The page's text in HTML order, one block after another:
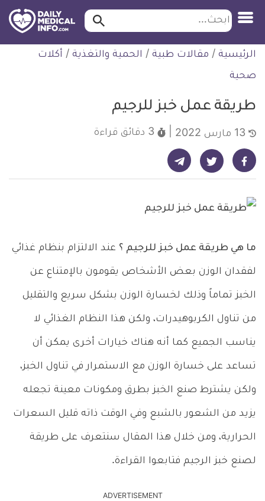
التخطي
للمحتوى
طبية
ابحث ابحث…
الرئيسية / مقالات طبية / الحمية والتغذية / أكلات
صحية
طريقة عمل خبز للرجيم
3 دقائق قراءة
شارك على فيسبوك - ديلي ميديكال انفو شارك على تويتر - ديلي ميديكال انفو شارك على تيليجرام - ديلي ميديكال انفو
ما هي طريقة عمل خبز للرجيم ؟ عند الالتزام بنظام غذائي
لفقدان الوزن بعض الأشخاص يقومون بالإمتناع عن
الخبز تماماً وذلك لخسارة الوزن بشكل سريع والتقليل
من تناول الكربوهيدرات، ولكن هذا النظام الغذائي لا
يناسب الجميع كما أنه هناك خيارات أخرى يمكن أن
تساعد على خسارة الوزن مع الاستمرار في تناول الخبز،
ولكن يشترط صنع الخبز بطرق ومكونات معينة تجعله
يزيد من الشعور بالشبع وفي الوقت ذاته قليل السعرات
الحرارية، ومن خلال هذا المقال سنتعرف على طريقة
لصنع خبز الرجيم فتابعوا القراءة.
ADVERTISEMENT